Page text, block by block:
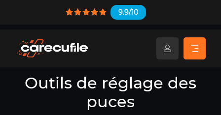
9.9/10
Outils de réglage des
puces